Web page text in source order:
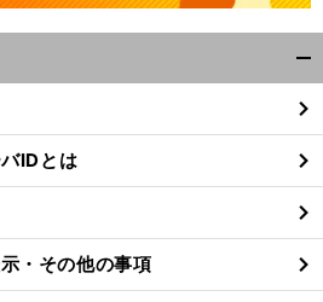
閉
る
IDとは
・その他の事項